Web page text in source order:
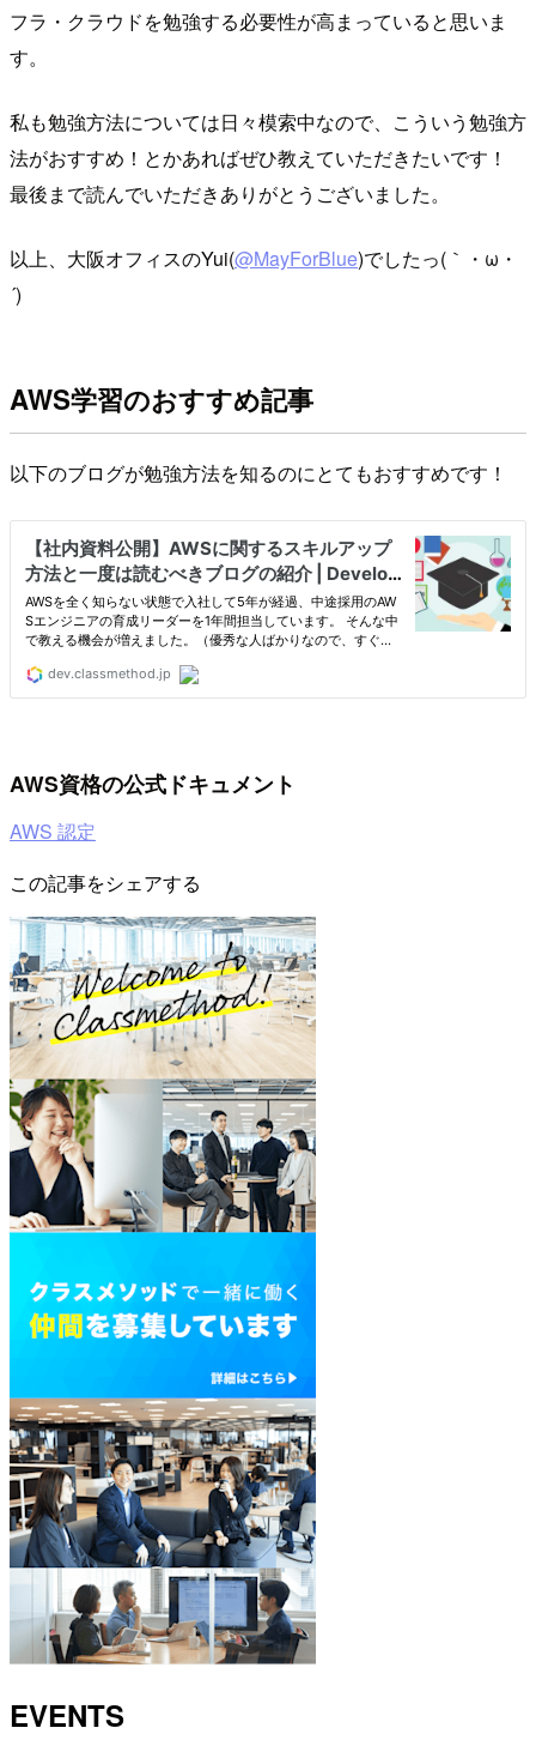
フラ・クラウドを勉強する必要性が高まっていると思いま
す。
私も勉強方法については日々模索中なので、こういう勉強方
法がおすすめ！とかあればぜひ教えていただきたいです！
最後まで読んでいただきありがとうございました。
以上、大阪オフィスのYui(@MayForBlue)でしたっ(｀・ω・
´)
AWS学習のおすすめ記事
以下のブログが勉強方法を知るのにとてもおすすめです！
AWS資格の公式ドキュメント
AWS 認定
この記事をシェアする
EVENTS